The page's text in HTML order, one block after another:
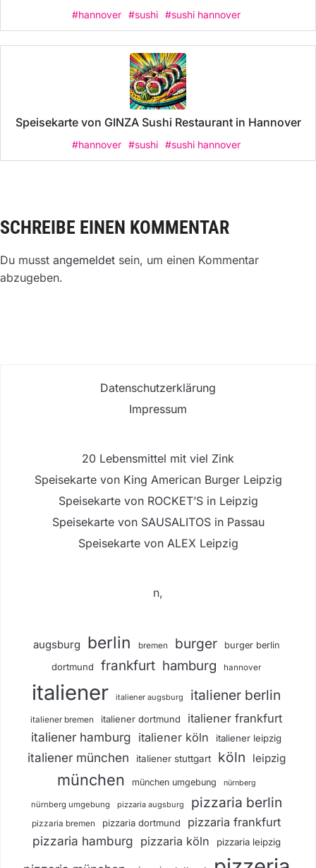
#hannover #sushi #sushi hannover
Speisekarte von GINZA Sushi Restaurant in Hannover
#hannover #sushi #sushi hannover
SCHREIBE EINEN KOMMENTAR
Du musst angemeldet sein, um einen Kommentar
abzugeben.
Datenschutzerklärung
Impressum
20 Lebensmittel mit viel Zink
Speisekarte von King American Burger Leipzig
Speisekarte von ROCKET’S in Leipzig
Speisekarte von SAUSALITOS in Passau
Speisekarte von ALEX Leipzig
n,
augsburg berlin bremen burger burger berlin
dortmund frankfurt hamburg hannover
italiener italiener augsburg italiener berlin
italiener bremen italiener dortmund italiener frankfurt
italiener hamburg italiener köln italiener leipzig
italiener münchen italiener stuttgart köln leipzig
münchen münchen umgebung nürnberg
nürnberg umgebung pizzaria augsburg pizzaria berlin
pizzaria bremen pizzaria dortmund pizzaria frankfurt
pizzaria hamburg pizzaria köln pizzaria leipzig